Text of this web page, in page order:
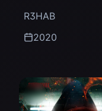
R3HAB
2020